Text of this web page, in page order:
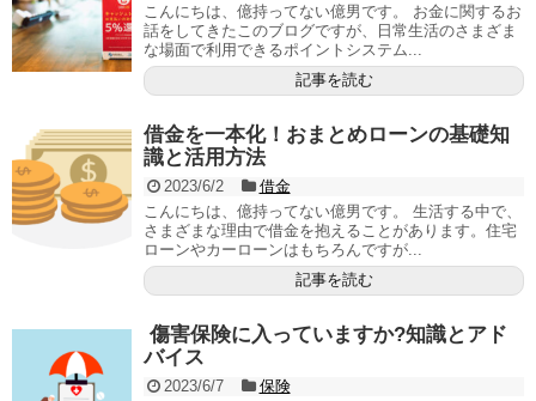
こんにちは、億持ってない億男です。 お金に関するお
話をしてきたこのブログですが、日常生活のさまざま
な場面で利用できるポイントシステム...
記事を読む
借金を一本化！おまとめローンの基礎知
識と活用方法
2023/6/2
借金
こんにちは、億持ってない億男です。 生活する中で、
さまざまな理由で借金を抱えることがあります。住宅
ローンやカーローンはもちろんですが...
記事を読む
傷害保険に入っていますか?知識とアド
バイス
2023/6/7
保険